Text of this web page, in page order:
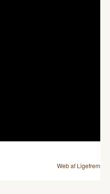
Web af Ligefrem